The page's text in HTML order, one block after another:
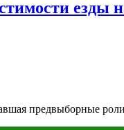
езды
предвыборные